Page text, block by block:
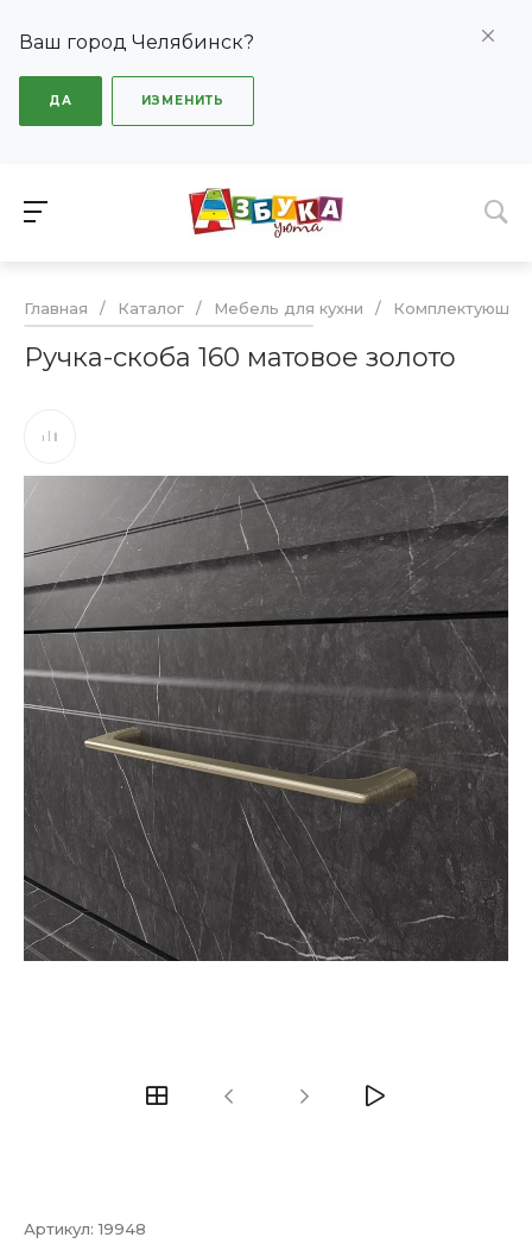
Ваш город Челябинск?
ДА ИЗМЕНИТЬ
Главная / Каталог / Мебель для кухни / Комплектующие
Ручка-скоба 160 матовое золото
Артикул:19948